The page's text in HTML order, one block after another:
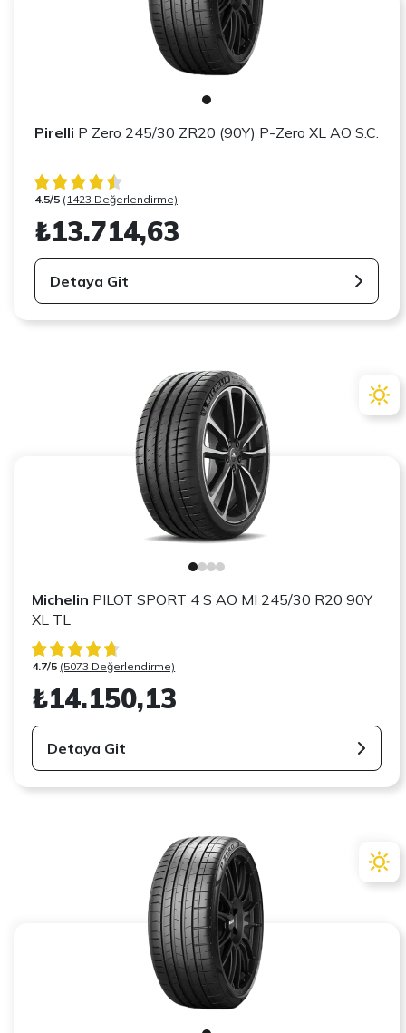
Pirelli P Zero 245/30 ZR20 (90Y) P-Zero XL AO S.C.
4.5/5 (1423 Değerlendirme)
₺13.714,63
Detaya Git
Michelin PILOT SPORT 4 S AO MI 245/30 R20 90Y
XL TL
4.7/5 (5073 Değerlendirme)
₺14.150,13
Detaya Git